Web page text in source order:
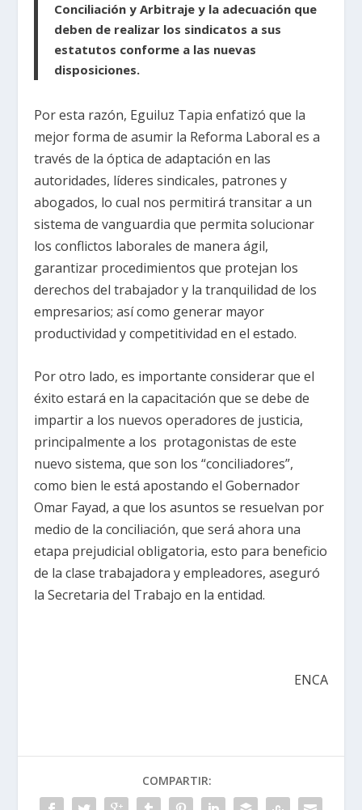
Conciliación y Arbitraje y la adecuación que
deben de realizar los sindicatos a sus
estatutos conforme a las nuevas
disposiciones.
Por esta razón, Eguiluz Tapia enfatizó que la
mejor forma de asumir la Reforma Laboral es a
través de la óptica de adaptación en las
autoridades, líderes sindicales, patrones y
abogados, lo cual nos permitirá transitar a un
sistema de vanguardia que permita solucionar
los conflictos laborales de manera ágil,
garantizar procedimientos que protejan los
derechos del trabajador y la tranquilidad de los
empresarios; así como generar mayor
productividad y competitividad en el estado.
Por otro lado, es importante considerar que el
éxito estará en la capacitación que se debe de
impartir a los nuevos operadores de justicia,
principalmente a los protagonistas de este
nuevo sistema, que son los “conciliadores”,
como bien le está apostando el Gobernador
Omar Fayad, a que los asuntos se resuelvan por
medio de la conciliación, que será ahora una
etapa prejudicial obligatoria, esto para beneficio
de la clase trabajadora y empleadores, aseguró
la Secretaria del Trabajo en la entidad.
ENCA
COMPARTIR: